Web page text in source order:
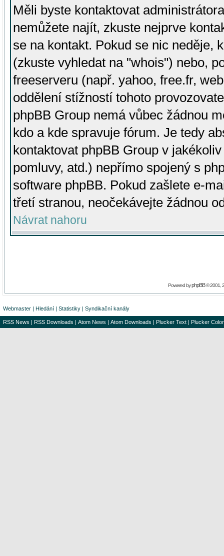
Měli byste kontaktovat
nemůžete najít, zkuste nejprve
se na kontakt. Pokud se nic neděje,
(zkuste vyhledat na "whois") nebo,
freeserveru (např. yahoo, free.fr,
oddělení stížností tohoto
phpBB Group nemá vůbec žádnou
kdo a kde spravuje fórum. Je tedy
kontaktovat phpBB Group v
pomluvy, atd.) nepřímo spojený s
software phpBB. Pokud zašlete e-
třetí stranou, neočekávejte žádnou
Návrat nahoru
Powered byphpBB© 2001,
Webmaster | Hledání | Statistiky | Syndikační kanály
RSS News | RSS Downloads | Atom News | Atom Downloads | Plucker Text | Plucker Color